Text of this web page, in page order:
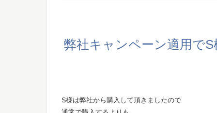
弊社キャンペーン適用で
S様は弊社から購入して頂きましたので